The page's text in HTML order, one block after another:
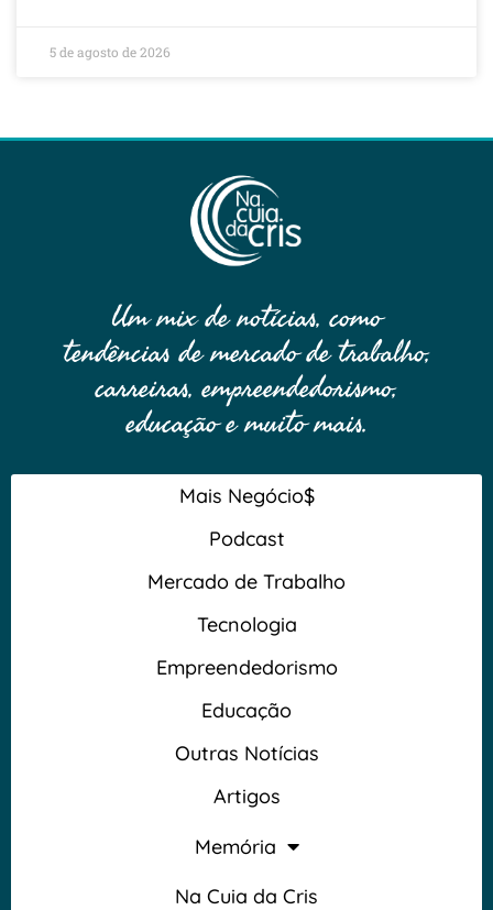
5 de agosto de 2026
Um mix de notícias, como
tendências de mercado de trabalho,
carreiras, empreendedorismo,
educação e muito mais.
Mais Negócio$
Podcast
Mercado de Trabalho
Tecnologia
Empreendedorismo
Educação
Outras Notícias
Artigos
Memória
Na Cuia da Cris